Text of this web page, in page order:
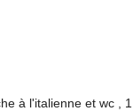
à l'italienne et wc ,